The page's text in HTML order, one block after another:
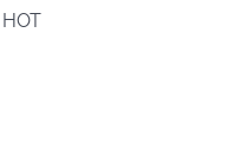
HOT